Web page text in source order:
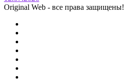
Original Web - все права защищены!